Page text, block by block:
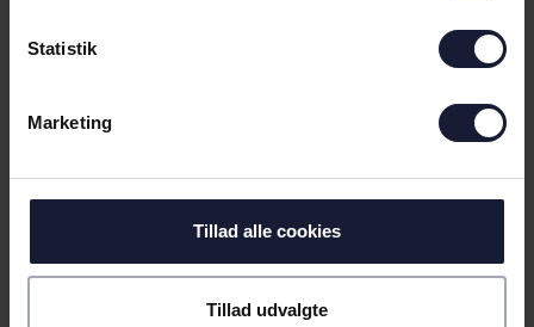
Statistik
Marketing
Tillad alle cookies
Tillad udvalgte
SEJR I FØRSTE OMGANG I CL-
KVALIFIKATIONEN